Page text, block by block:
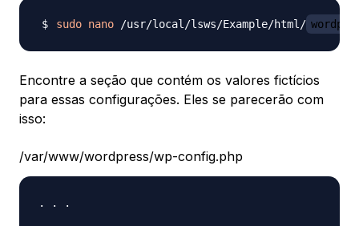
sudo nano /usr/local/lsws/Example/html/
Encontre a seção que contém os valores fictícios
para essas configurações. Eles se parecerão com
isso:
/var/www/wordpress/wp-config.php
. . .